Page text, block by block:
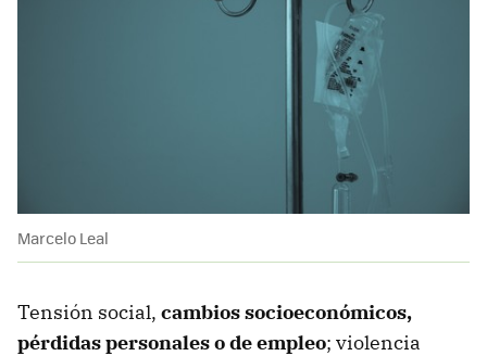
Marcelo Leal
Tensión social, cambios socioeconómicos,
pérdidas personales o de empleo; violencia